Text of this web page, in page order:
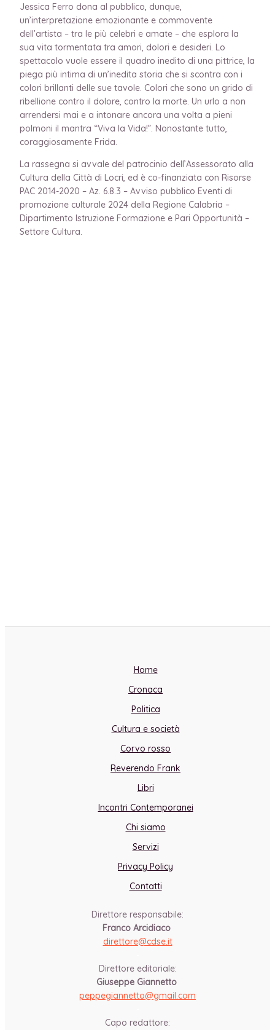
Jessica Ferro dona al pubblico, dunque,
un’interpretazione emozionante e commovente
dell’artista – tra le più celebri e amate – che esplora la
sua vita tormentata tra amori, dolori e desideri. Lo
spettacolo vuole essere il quadro inedito di una pittrice, la
piega più intima di un’inedita storia che si scontra con i
colori brillanti delle sue tavole. Colori che sono un grido di
ribellione contro il dolore, contro la morte. Un urlo a non
arrendersi mai e a intonare ancora una volta a pieni
polmoni il mantra “Viva la Vida!”. Nonostante tutto,
coraggiosamente Frida.
La rassegna si avvale del patrocinio dell’Assessorato alla
Cultura della Città di Locri, ed è co-finanziata con Risorse
PAC 2014-2020 – Az. 6.8.3 – Avviso pubblico Eventi di
promozione culturale 2024 della Regione Calabria –
Dipartimento Istruzione Formazione e Pari Opportunità –
Settore Cultura.
Home
Cronaca
Politica
Cultura e società
Corvo rosso
Reverendo Frank
Libri
Incontri Contemporanei
Chi siamo
Servizi
Privacy Policy
Contatti
Direttore responsabile:
Franco Arcidiaco
direttore@cdse.it
Direttore editoriale:
Giuseppe Giannetto
peppegiannetto@gmail.com
Capo redattore: